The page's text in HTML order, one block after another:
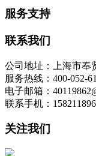
服务支持
联系我们
公司地址：上海市奉
服务热线：400-052-
电子邮箱：
联系手机：
关注我们